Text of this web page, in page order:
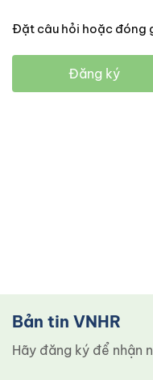
Đặt câu hỏi hoặc đóng
Đăng ký
Bản tin VNHR
Hãy đăng ký để nhận